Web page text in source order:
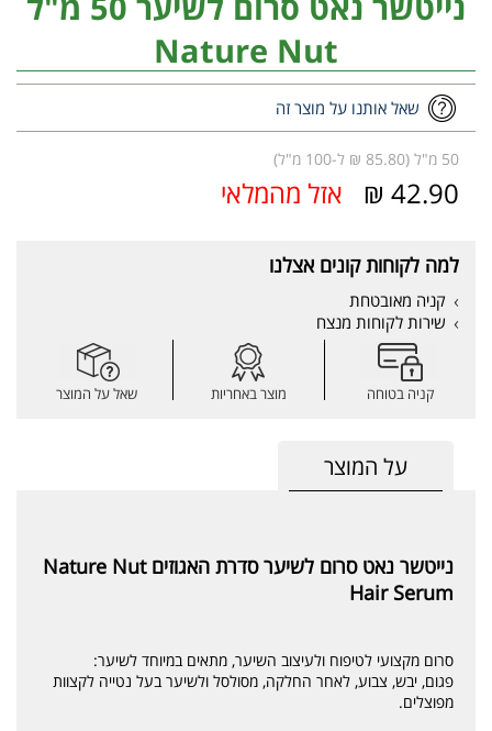
Nature Nut
שאל אותנו על מוצר זה
50 מ"ל (85.80 ₪ ל-100 מ"ל)
42.90 ₪ אזל מהמלאי
למה לקוחות קונים אצלנו
קניה מאובטחת
שירות לקוחות מנצח
קניה בטוחה מוצר באחריות שאל על המוצר
על המוצר
נייטשר נאט סרום לשיער סדרת האגוזים Nature Nut
Hair Serum
סרום מקצועי לטיפוח ולעיצוב השיער, מתאים במיוחד לשיער:
פגום, יבש, צבוע, לאחר החלקה, מסולסל ולשיער בעל נטייה לקצוות
מפוצלים.